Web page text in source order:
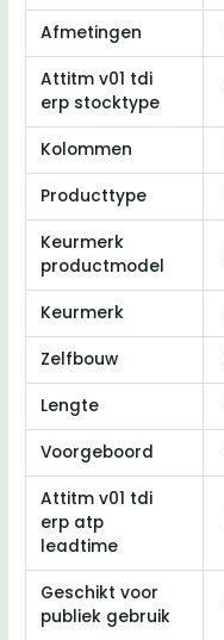
Afmetingen
Attitm v01 tdi
erp stocktype
Kolommen
Producttype
Keurmerk
productmodel
Keurmerk
Zelfbouw
Lengte
Voorgeboord
Attitm v01 tdi
erp atp
leadtime
Geschikt voor
publiek gebruik